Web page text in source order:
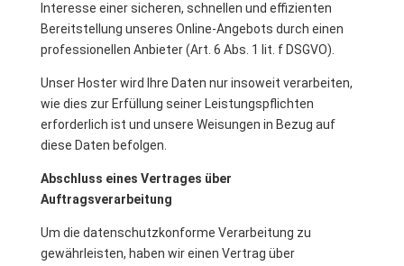
Interesse einer sicheren, schnellen und effizienten
Bereitstellung unseres Online-Angebots durch einen
professionellen Anbieter (Art. 6 Abs. 1 lit. f DSGVO).
Unser Hoster wird Ihre Daten nur insoweit verarbeiten,
wie dies zur Erfüllung seiner Leistungspflichten
erforderlich ist und unsere Weisungen in Bezug auf
diese Daten befolgen.
Abschluss eines Vertrages über
Auftragsverarbeitung
Um die datenschutzkonforme Verarbeitung zu
gewährleisten, haben wir einen Vertrag über